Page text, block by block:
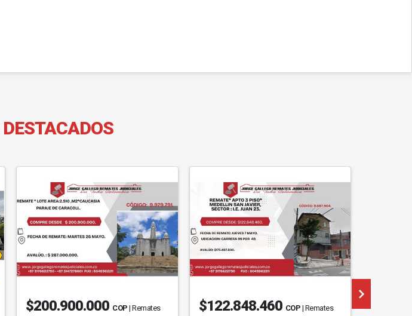
DESTACADOS
$200.900.000 COP | Remates $122.848.460 COP | Remates